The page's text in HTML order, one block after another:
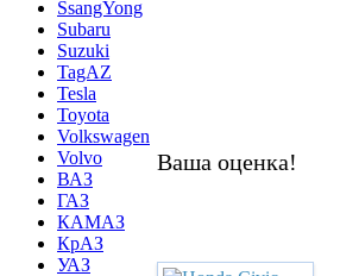
SsangYong
Subaru
Suzuki
TagAZ
Tesla
Toyota
Volkswagen
Volvo
ВАЗ
ГАЗ
КАМАЗ
КрАЗ
УАЗ
Ваша оценка!